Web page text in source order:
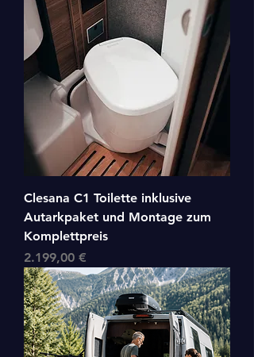
Clesana C1 Toilette inklusive
Autarkpaket und Montage zum
Komplettpreis
Preis
2.199,00 €